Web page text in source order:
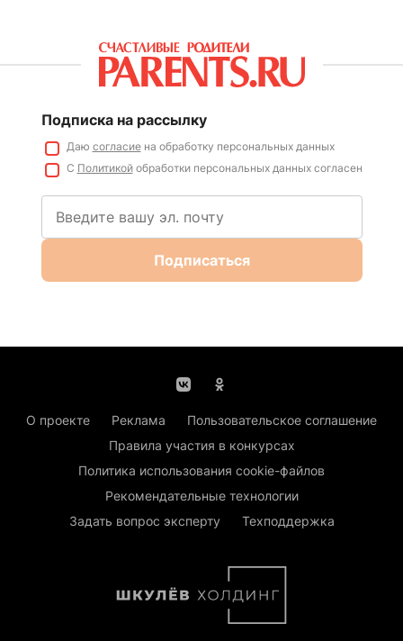
Подписка на рассылку
Даю согласиена обработку персональных данных
С Политикойобработки персональных данных согласен
Подписаться
О проекте Реклама
Пользовательское соглашение
Правила участия в конкурсах
Политика использования cookie-файлов
Рекомендательные технологии
Задать вопрос эксперту
Техподдержка